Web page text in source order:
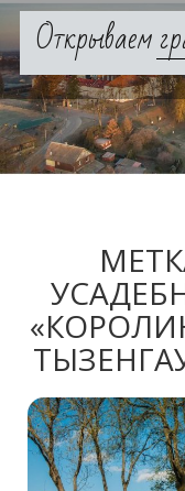
Skip
contentОткрываем